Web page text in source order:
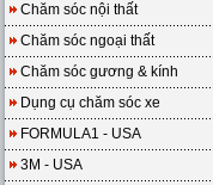
Chăm sóc nội thất
Chăm sóc ngoại thất
Chăm sóc gương & kính
Dụng cụ chăm sóc xe
FORMULA1 - USA
3M - USA